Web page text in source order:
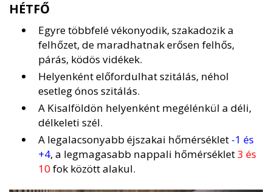
HÉTFŐ
Egyre többfelé vékonyodik, szakadozik a
felhőzet, de maradhatnak erősen felhős,
párás, ködös vidékek.
Helyenként előfordulhat szitálás, néhol
esetleg ónos szitálás.
A Kisalföldön helyenként megélénkül a déli,
délkeleti szél.
A legalacsonyabb éjszakai hőmérséklet -1 és
+4, a legmagasabb nappali hőmérséklet3 és
10fok között alakul.